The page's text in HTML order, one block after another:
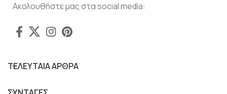
Ακολουθήστε μας στα social media:
ΤΕΛΕΥΤΑΙΑ ΑΡΘΡΑ